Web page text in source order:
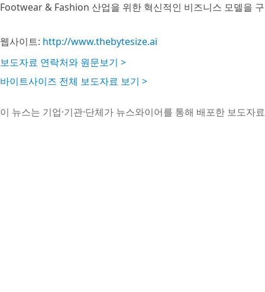
Footwear & Fashion 산업을 위한 혁신적인 비즈니스 모델을
웹사이트: http://www.thebytesize.ai
보도자료 연락처와 원문보기 >
바이트사이즈 전체 보도자료 보기 >
이 뉴스는 기업·기관·단체가 뉴스와이어를 통해 배포한 보도자